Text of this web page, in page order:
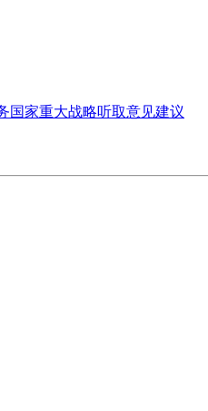
国家重大战略听取意见建议